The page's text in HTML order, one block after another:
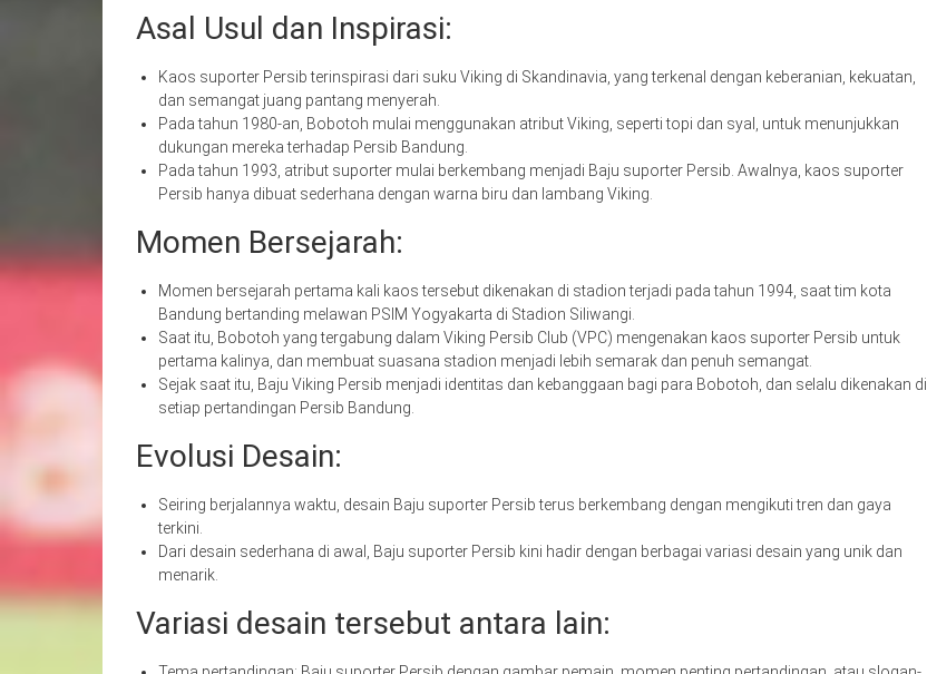
Asal Usul dan Inspirasi:
Kaos suporter Persib terinspirasi dari suku Viking di Skandinavia, yang terkenal dengan keberanian, kekuatan,
dan semangat juang pantang menyerah.
Pada tahun 1980-an, Bobotoh mulai menggunakan atribut Viking, seperti topi dan syal, untuk menunjukkan
dukungan mereka terhadap Persib Bandung.
Pada tahun 1993, atribut suporter mulai berkembang menjadi Baju suporter Persib. Awalnya, kaos suporter
Persib hanya dibuat sederhana dengan warna biru dan lambang Viking.
Momen Bersejarah:
Momen bersejarah pertama kali kaos tersebut dikenakan di stadion terjadi pada tahun 1994, saat tim kota
Bandung bertanding melawan PSIM Yogyakarta di Stadion Siliwangi.
Saat itu, Bobotoh yang tergabung dalam Viking Persib Club (VPC) mengenakan kaos suporter Persib untuk
pertama kalinya, dan membuat suasana stadion menjadi lebih semarak dan penuh semangat.
Sejak saat itu, Baju Viking Persib menjadi identitas dan kebanggaan bagi para Bobotoh, dan selalu dikenakan di
setiap pertandingan Persib Bandung.
Evolusi Desain:
Seiring berjalannya waktu, desain Baju suporter Persib terus berkembang dengan mengikuti tren dan gaya
terkini.
Dari desain sederhana di awal, Baju suporter Persib kini hadir dengan berbagai variasi desain yang unik dan
menarik.
Variasi desain tersebut antara lain: